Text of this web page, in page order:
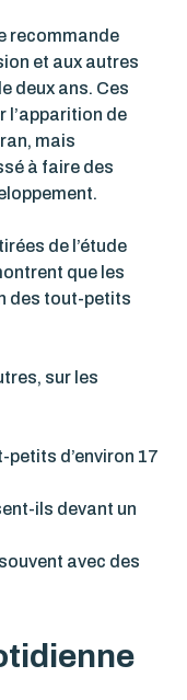
recommande
et aux autres
deux ans. Ces
l’apparition de
mais
à faire des
de l’étude
que les
des tout-petits
sur les
d’environ 17
ils devant un
avec des